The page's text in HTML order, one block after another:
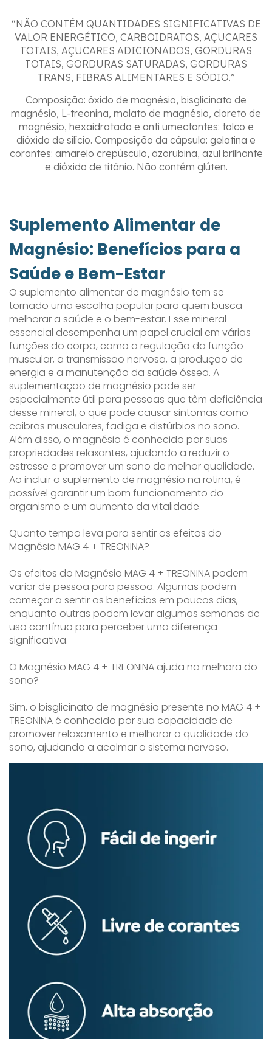
“NÃO CONTÉM QUANTIDADES SIGNIFICATIVAS DE
VALOR ENERGÉTICO, CARBOIDRATOS, AÇUCARES
TOTAIS, AÇUCARES ADICIONADOS, GORDURAS
TOTAIS, GORDURAS SATURADAS, GORDURAS
TRANS, FIBRAS ALIMENTARES E SÓDIO.”
Composição: óxido de magnésio, bisglicinato de
magnésio, L-treonina, malato de magnésio, cloreto de
magnésio, hexaidratado e anti umectantes: talco e
dióxido de silício. Composição da cápsula: gelatina e
corantes: amarelo crepúsculo, azorubina, azul brilhante
e dióxido de titânio. Não contém glúten.
Suplemento Alimentar de
Magnésio: Benefícios para a
Saúde e Bem-Estar
O suplemento alimentar de magnésio tem se
tornado uma escolha popular para quem busca
melhorar a saúde e o bem-estar. Esse mineral
essencial desempenha um papel crucial em várias
funções do corpo, como a regulação da função
muscular, a transmissão nervosa, a produção de
energia e a manutenção da saúde óssea. A
suplementação de magnésio pode ser
especialmente útil para pessoas que têm deficiência
desse mineral, o que pode causar sintomas como
cãibras musculares, fadiga e distúrbios no sono.
Além disso, o magnésio é conhecido por suas
propriedades relaxantes, ajudando a reduzir o
estresse e promover um sono de melhor qualidade.
Ao incluir o suplemento de magnésio na rotina, é
possível garantir um bom funcionamento do
organismo e um aumento da vitalidade.
Quanto tempo leva para sentir os efeitos do
Magnésio MAG 4 + TREONINA?
Os efeitos do Magnésio MAG 4 + TREONINA podem
variar de pessoa para pessoa. Algumas podem
começar a sentir os benefícios em poucos dias,
enquanto outras podem levar algumas semanas de
uso contínuo para perceber uma diferença
significativa.
O Magnésio MAG 4 + TREONINA ajuda na melhora do
sono?
Sim, o bisglicinato de magnésio presente no MAG 4 +
TREONINA é conhecido por sua capacidade de
promover relaxamento e melhorar a qualidade do
sono, ajudando a acalmar o sistema nervoso.